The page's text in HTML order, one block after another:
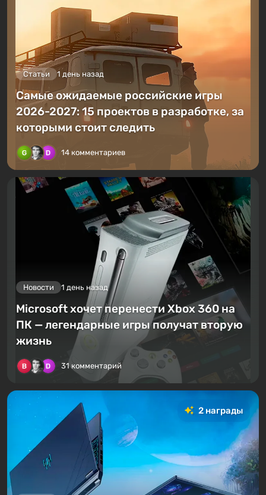
Статьи 1 день назад
Самые ожидаемые российские игры
2026-2027: 15 проектов в разработке, за
которыми стоит следить
14 комментариев
Новости 1 день назад
Microsoft хочет перенести Xbox 360 на
ПК — легендарные игры получат вторую
жизнь
31 комментарий
2 награды